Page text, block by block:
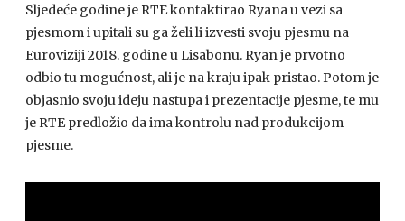
Sljedeće godine je RTE kontaktirao Ryana u vezi sa
pjesmom i upitali su ga želi li izvesti svoju pjesmu na
Euroviziji 2018. godine u Lisabonu. Ryan je prvotno
odbio tu mogućnost, ali je na kraju ipak pristao. Potom je
objasnio svoju ideju nastupa i prezentacije pjesme, te mu
je RTE predložio da ima kontrolu nad produkcijom
pjesme.